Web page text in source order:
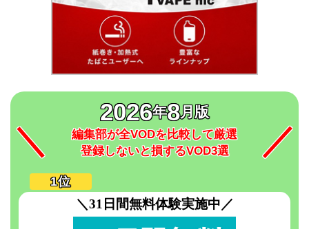
2026年8月版
編集部が全VODを比較して厳選
登録しないと損するVOD3選
＼31日間無料体験実施中／